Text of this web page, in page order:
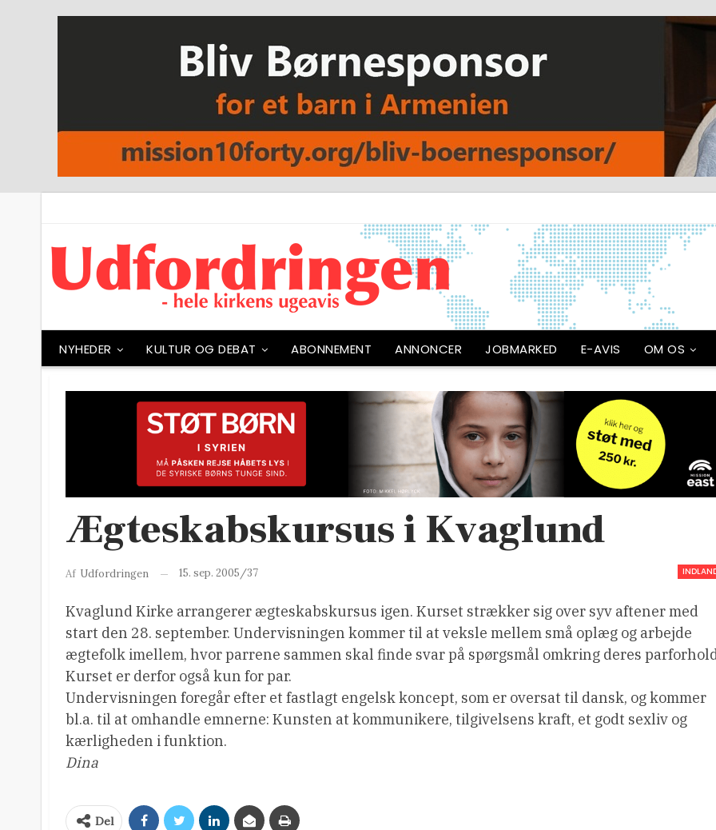
NYHEDER KULTUR OG DEBAT ABONNEMENT ANNONCER JOBMARKED E-AVIS OM OS
Ægteskabskursus i Kvaglund
Af Udfordringen 15. sep. 2005/37
Kvaglund Kirke arrangerer ægteskabskursus igen. Kurset strækker sig over syv aftener med
start den 28. september. Undervisningen kommer til at veksle mellem små oplæg og arbejde
ægtefolk imellem, hvor parrene sammen skal finde svar på spørgsmål omkring deres
Kurset er derfor også kun for par.
Undervisningen foregår efter et fastlagt engelsk koncept, som er oversat til dansk, og kommer
bl.a. til at omhandle emnerne: Kunsten at kommunikere, tilgivelsens kraft, et godt sexliv og
kærligheden i funktion.
Dina
Del